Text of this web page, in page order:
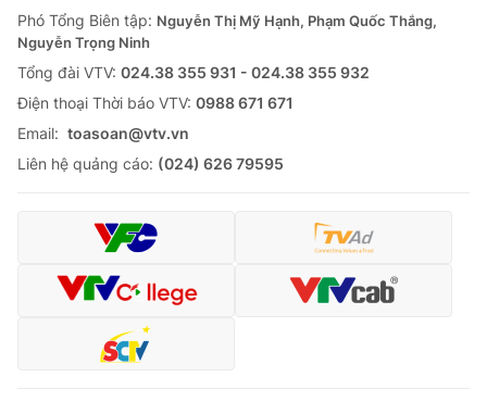
Phó Tổng Biên tập: Nguyễn Thị Mỹ Hạnh, Phạm Quốc Thắng,
Nguyễn Trọng Ninh
Tổng đài VTV: 024.38 355 931 - 024.38 355 932
Ðiện thoại Thời báo VTV: 0988 671 671
Email: toasoan@vtv.vn
Liên hệ quảng cáo: (024) 626 79595